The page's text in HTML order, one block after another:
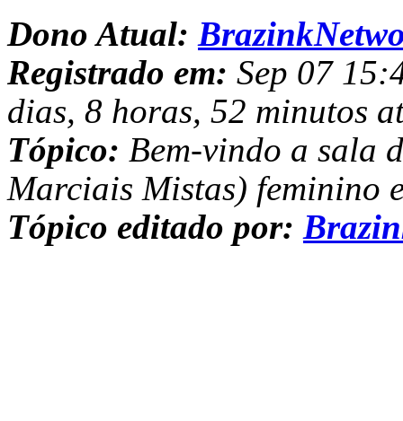
Dono Atual:
Registrado em: Sep 07
dias, 8 horas, 52 minutos
Tópico: Bem-vindo a sala
Marciais Mistas) feminino
Tópico editado por: